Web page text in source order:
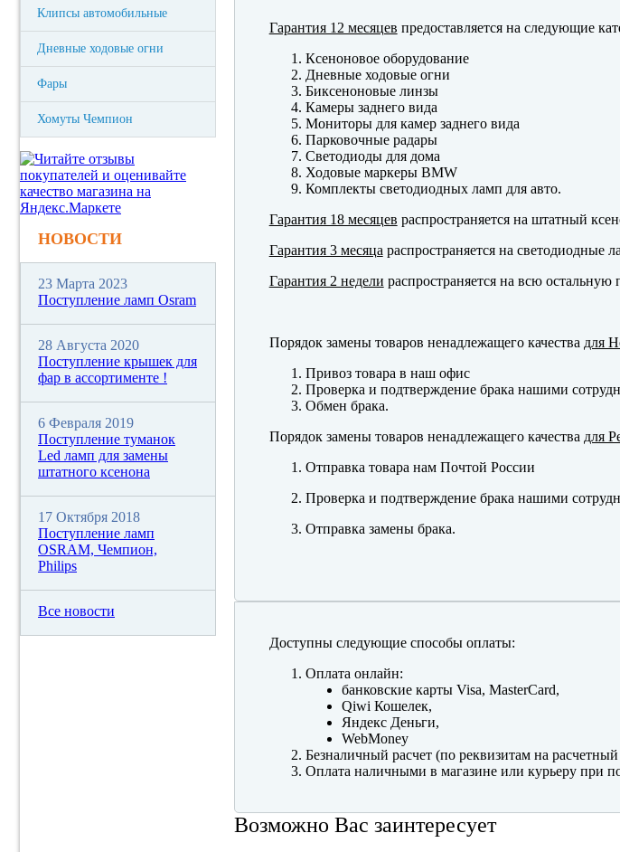
Клипсы автомобильные
Дневные ходовые огни
Фары
Хомуты Чемпион
Гарантия 12 месяцев предоставляется на следующие
Ксеноновое оборудование
Дневные ходовые огни
Биксеноновые линзы
Камеры заднего вида
Мониторы для камер заднего вида
Парковочные радары
Светодиоды для дома
Ходовые маркеры BMW
Комплекты светодиодных ламп для авто.
Гарантия 18 месяцев распространяется на штатный
Гарантия 3 месяца распространяется на светодиодные
Гарантия 2 недели распространяется на всю
Порядок замены товаров ненадлежащего качества для
Привоз товара в наш офис
Проверка и подтверждение брака нашими
Обмен брака.
Порядок замены товаров ненадлежащего качества для
Отправка товара нам Почтой России
Проверка и подтверждение брака нашими
Отправка замены брака.
Доступны следующие способы оплаты:
Оплата онлайн:
банковские карты Visa, MasterCard,
Qiwi Кошелек,
Яндекс Деньги,
WebMoney
Безналичный расчет (по реквизитам на
Оплата наличными в магазине или курьеру при
Возможно Вас заинтересует
НОВОСТИ
23 Марта 2023
Поступление ламп Osram
28 Августа 2020
Поступление крышек для
фар в ассортименте !
6 Февраля 2019
Поступление туманок
Led ламп для замены
штатного ксенона
17 Октября 2018
Поступление ламп
OSRAM, Чемпион,
Philips
Все новости